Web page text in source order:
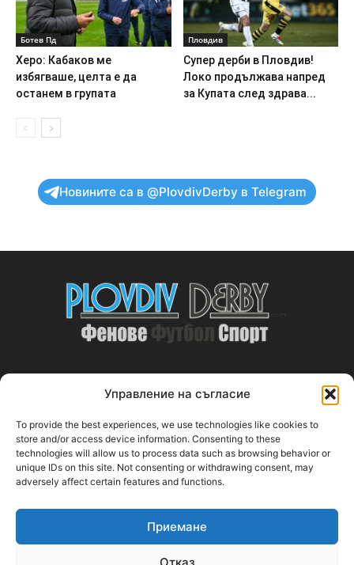
Управление на съгласие
To provide the best experiences, we use technologies like cookies to
store and/or access device information. Consenting to these
technologies will allow us to process data such as browsing behavior or
unique IDs on this site. Not consenting or withdrawing consent, may
adversely affect certain features and functions.
Приемане
Отказ
Ботев Пд
Херо: Кабаков ме
избягваше, целта е да
останем в групата
Пловдив
Супер дерби в Пловдив!
Локо продължава напред
за Купата след здрава...
Новините са в @PlovdivDerby в Telegram
ABOUT US
PlovdivDerby.com е първата пловдивска изцяло футболна
медия!
Свържи се с нас:plovdivderby.com@gmail.com
FOLLOW US